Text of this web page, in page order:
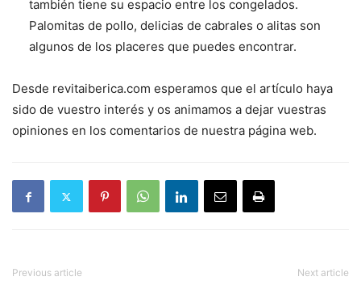
también tiene su espacio entre los congelados.
Palomitas de pollo, delicias de cabrales o alitas son
algunos de los placeres que puedes encontrar.
Desde revitaiberica.com esperamos que el artículo haya
sido de vuestro interés y os animamos a dejar vuestras
opiniones en los comentarios de nuestra página web.
Previous article Next article